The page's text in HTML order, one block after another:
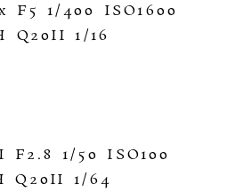
F5 1/400 ISO1600
Q20II 1/16
F2.8 1/50 ISO100
Q20II 1/64